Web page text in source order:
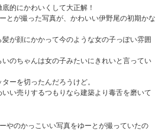
的にかわいくして大正解！
とが撮った写真が、かわいい伊野尾の初期かな
が顔にかかって今のような女の子っぽい雰囲
のちゃんは女の子みたいにきれいと言ってい
ーを切ったんだろうけど。
い売りするつもりなら建築より毒舌を磨いて
やのかっこいい写真をゆーとが撮っていたの